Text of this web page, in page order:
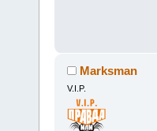
Marksman
V.I.P.